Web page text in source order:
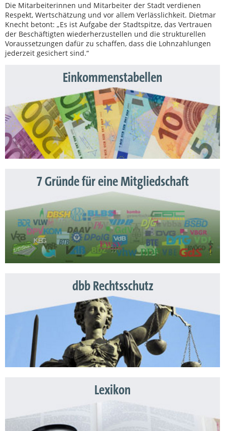
Die Mitarbeiterinnen und Mitarbeiter der Stadt verdienen
Respekt, Wertschätzung und vor allem Verlässlichkeit. Dietmar
Knecht betont: „Es ist Aufgabe der Stadtspitze, das Vertrauen
der Beschäftigten wiederherzustellen und die strukturellen
Voraussetzungen dafür zu schaffen, dass die Lohnzahlungen
jederzeit gesichert sind.“
Einkommenstabellen
7 Gründe für eine Mitgliedschaft
dbb Rechtsschutz
Lexikon